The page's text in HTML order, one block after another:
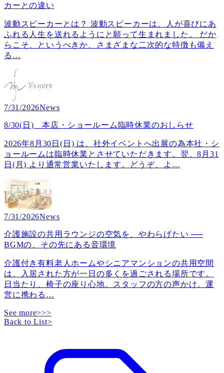
カーとの違い
波動スピーカーとは？ 波動スピーカーは、人が喜びにあ
ふれる人生を送れるようにと願って生まれました。 だか
らこそ、というべきか、さまざまな二次的な特徴も備え
る …
7/31/2026News
8/30(日) 本店・ショールーム臨時休業のおしらせ
2026年8月30日(日) は、社外イベントへ出展の為本社・シ
ョールームは臨時休業とさせていただきます。翌、8月31
日(月) より通常営業いたします。どうぞ、よ …
7/31/2026News
介護施設の共用ラウンジの空気を、やわらげたい ──
BGMの、その先にある音環境
介護付き有料老人ホームやシニアマンションの共用空間
は、入居された方が一日の多くを過ごされる場所です。
日当たり、椅子の座り心地、スタッフの方の声かけ。運
営に携わる …
See more>>>
Back to List>